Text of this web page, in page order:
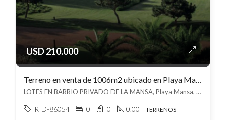
USD 210.000
Terreno en venta de 1006m2 ubicado en Playa Mansa
LOTES EN BARRIO PRIVADO DE LA MANSA, Playa Mansa, Punta del Este
RID-86054 0 0 0.00 TERRENOS